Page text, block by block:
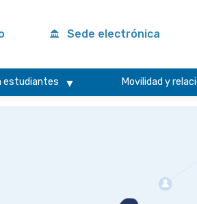
Sede electrónica
estudiantes Movilidad y